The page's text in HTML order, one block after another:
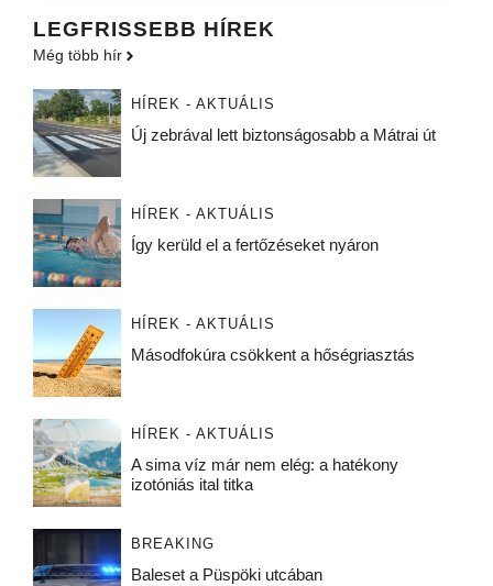
LEGFRISSEBB HÍREK
Még több hír
HÍREK - AKTUÁLIS
Új zebrával lett biztonságosabb a Mátrai út
HÍREK - AKTUÁLIS
Így kerüld el a fertőzéseket nyáron
HÍREK - AKTUÁLIS
Másodfokúra csökkent a hőségriasztás
HÍREK - AKTUÁLIS
A sima víz már nem elég: a hatékony
izotóniás ital titka
BREAKING
Baleset a Püspöki utcában